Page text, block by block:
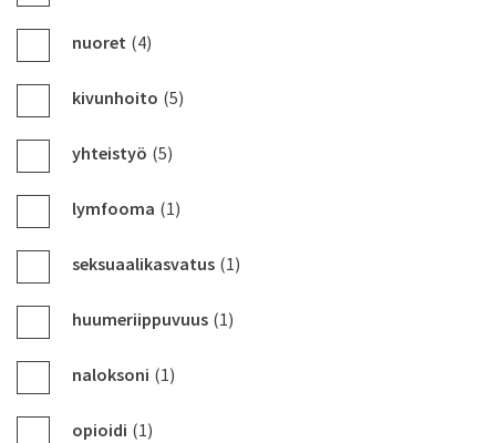
nuoret (4)
kivunhoito (5)
yhteistyö (5)
lymfooma (1)
seksuaalikasvatus (1)
huumeriippuvuus (1)
naloksoni (1)
opioidi (1)